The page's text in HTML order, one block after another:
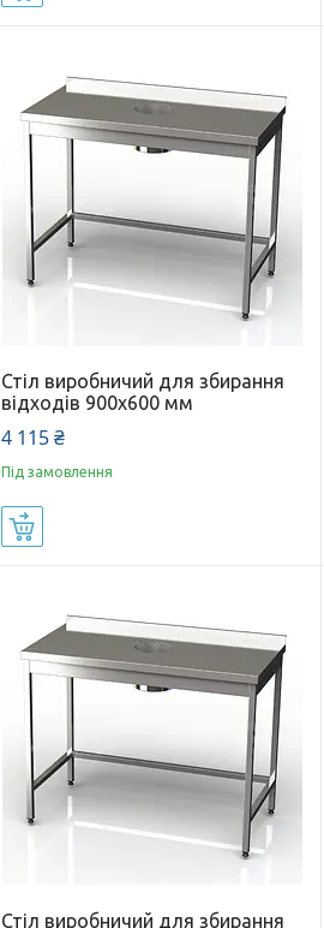
Стіл виробничий для збирання
відходів 900x600 мм
4 115 ₴
Під замовлення
Стіл виробничий для збирання